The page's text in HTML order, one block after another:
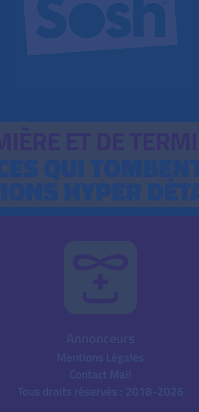
Mentions Légales
Contact Mail
Tous droits réservés : 2018-2026